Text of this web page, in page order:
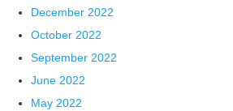
December 2022
October 2022
September 2022
June 2022
May 2022